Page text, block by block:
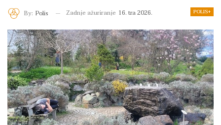
POLIS+
By: Polis Zadnje ažuriranje 16. tra 2026.